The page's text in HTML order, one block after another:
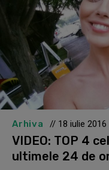
Arhiva // 18 iulie 2016
VIDEO: TOP 4
ultimele 24 de